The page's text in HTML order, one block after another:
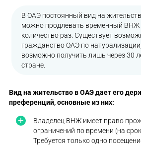
В ОАЭ постоянный вид на
можно продлевать временный ВНЖ
количество раз. Существует
гражданство ОАЭ по
возможно получить лишь через 30
стране.
Вид на жительство в ОАЭдает его
преференций, основные из них:
Владелец ВНЖ имеет право
ограничений по времени (на
Требуется только одно